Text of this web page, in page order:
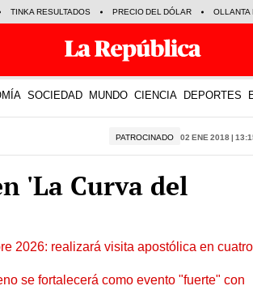
TINKA RESULTADOS PRECIO DEL DÓLAR OLLANTA
SOCIEDAD MUNDO CIENCIA DEPORTES
PATROCINADO 02 Ene 2018 |
'La Curva del
2026: realizará visita apostólica en cuatro
se fortalecerá como evento "fuerte" con